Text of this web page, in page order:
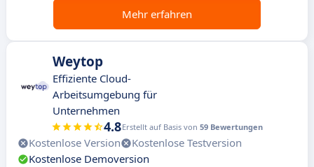
Mehr erfahren
Weytop
Effiziente Cloud-
Arbeitsumgebung für
Unternehmen
4.8Erstellt auf Basis von 59 Bewertungen
Kostenlose Version
Kostenlose Testversion
Kostenlose Demoversion